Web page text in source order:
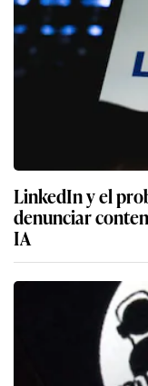
LinkedIn y el
denunciar
IA